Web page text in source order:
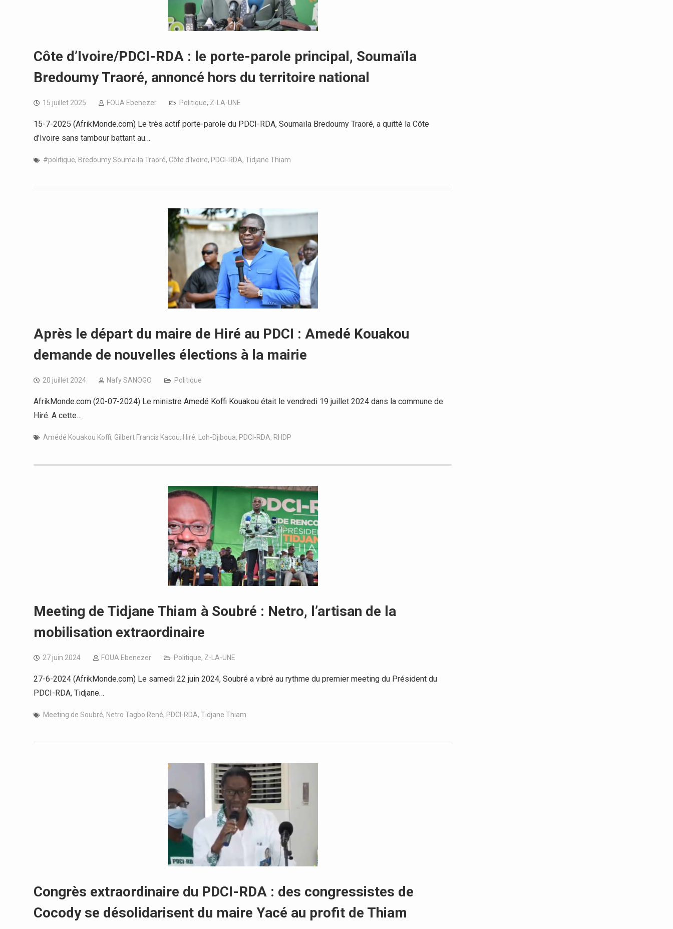
Côte d’Ivoire/PDCI-RDA : le porte-parole principal, Soumaïla
Bredoumy Traoré, annoncé hors du territoire national
15 juillet 2025 FOUA Ebenezer Politique, Z-LA-UNE
15-7-2025 (AfrikMonde.com) Le très actif porte-parole du PDCI-RDA, Soumaïla Bredoumy Traoré, a quitté la Côte
d’Ivoire sans tambour battant au…
#politique, Bredoumy Soumaïla Traoré, Côte d'Ivoire, PDCI-RDA, Tidjane Thiam
Après le départ du maire de Hiré au PDCI : Amedé Kouakou
demande de nouvelles élections à la mairie
20 juillet 2024 Nafy SANOGO Politique
AfrikMonde.com (20-07-2024) Le ministre Amedé Koffi Kouakou était le vendredi 19 juillet 2024 dans la commune de
Hiré. A cette…
Amédé Kouakou Koffi, Gilbert Francis Kacou, Hiré, Loh-Djiboua, PDCI-RDA, RHDP
Meeting de Tidjane Thiam à Soubré : Netro, l’artisan de la
mobilisation extraordinaire
27 juin 2024 FOUA Ebenezer Politique, Z-LA-UNE
27-6-2024 (AfrikMonde.com) Le samedi 22 juin 2024, Soubré a vibré au rythme du premier meeting du Président du
PDCI-RDA, Tidjane…
Meeting de Soubré, Netro Tagbo René, PDCI-RDA, Tidjane Thiam
Congrès extraordinaire du PDCI-RDA : des congressistes de
Cocody se désolidarisent du maire Yacé au profit de Thiam